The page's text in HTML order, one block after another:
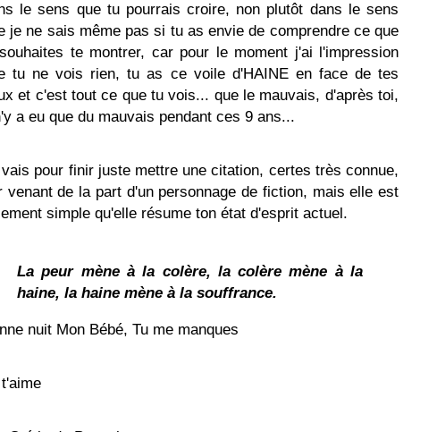
le sens que tu pourrais croire, non plutôt dans le sens
je ne sais même pas si tu as envie de comprendre ce que
te montrer, car pour le moment j'ai l'impression
tu ne vois rien, tu as ce voile d'HAINE en face de tes
et c'est tout ce que tu vois... que le mauvais, d'après toi,
a eu que du mauvais pendant ces 9 ans...
pour finir juste mettre une citation, certes très connue,
venant de la part d'un personnage de fiction, mais elle est
simple qu'elle résume ton état d'esprit actuel.
La peur mène à la colère, la colère mène à la
haine, la haine mène à la souffrance.
nuit Mon Bébé, Tu me manques